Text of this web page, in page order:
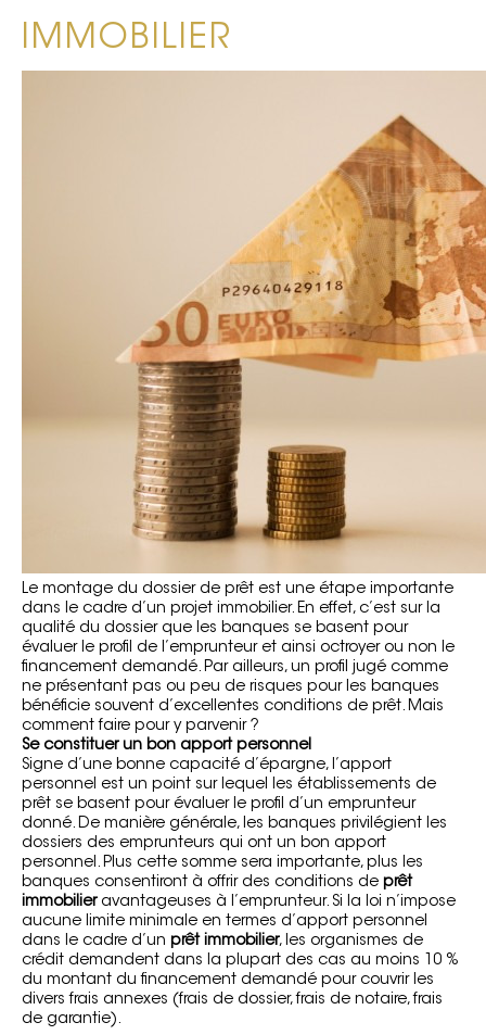
IMMOBILIER
Le montage du dossier de prêt est une étape importante
dans le cadre d’un projet immobilier. En effet, c’est sur la
qualité du dossier que les banques se basent pour
évaluer le profil de l’emprunteur et ainsi octroyer ou non le
financement demandé. Par ailleurs, un profil jugé comme
ne présentant pas ou peu de risques pour les banques
bénéficie souvent d’excellentes conditions de prêt. Mais
comment faire pour y parvenir ?
Se constituer un bon apport personnel
Signe d’une bonne capacité d’épargne, l’apport
personnel est un point sur lequel les établissements de
prêt se basent pour évaluer le profil d’un emprunteur
donné. De manière générale, les banques privilégient les
dossiers des emprunteurs qui ont un bon apport
personnel. Plus cette somme sera importante, plus les
banques consentiront à offrir des conditions de prêt
immobilier avantageuses à l’emprunteur. Si la loi n’impose
aucune limite minimale en termes d’apport personnel
dans le cadre d’un prêt immobilier, les organismes de
crédit demandent dans la plupart des cas au moins 10 %
du montant du financement demandé pour couvrir les
divers frais annexes (frais de dossier, frais de notaire, frais
de garantie).